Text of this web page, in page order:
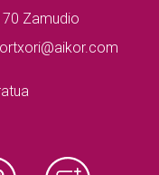
Zamudio